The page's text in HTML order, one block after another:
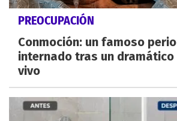
PREOCUPACIÓN
Conmoción: un famoso
internado tras un dramático
vivo